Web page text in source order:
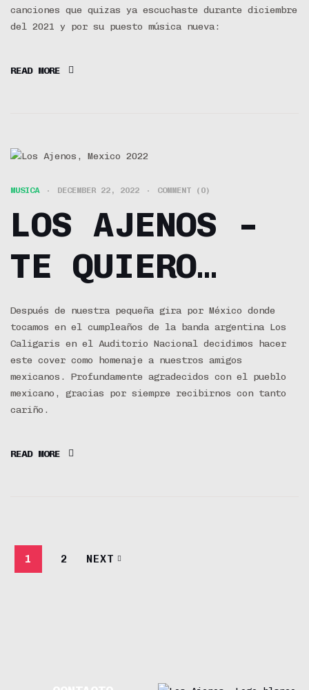
canciones que quizas ya escuchaste durante diciembre
del 2021 y por su puesto música nueva:
READ MORE
MUSICA DECEMBER 22, 2022 COMMENT (0)
LOS AJENOS –
TE QUIERO
TANTO, TANTO
Después de nuestra pequeña gira por México donde
tocamos en el cumpleaños de la banda argentina Los
Caligaris en el Auditorio Nacional decidimos hacer
este cover como homenaje a nuestros amigos
mexicanos. Profundamente agradecidos con el pueblo
mexicano, gracias por siempre recibirnos con tanto
cariño.
READ MORE
1 2 NEXT